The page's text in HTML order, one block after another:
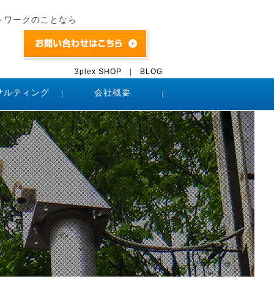
ークのことなら
3plex SHOP BLOG
ルティング 会社概要